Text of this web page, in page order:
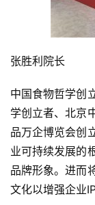
张胜利院长
中国食物哲学创
学创立者、北京
品万企博览会创
业可持续发展的
品牌形象。进而
文化以增强企业